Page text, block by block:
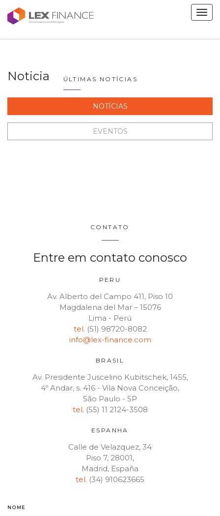
Noticia ÚLTIMAS NOTÍCIAS
NOTÍCIAS
EVENTOS
CONTATO
Entre em contato conosco
PERU
Av. Alberto del Campo 411, Piso 10
Magdalena del Mar – 15076
Lima - Perú
tel. (51) 98720-8082
info@lex-finance.com
BRASIL
Av. Presidente Juscelino Kubitschek, 1455,
4º Andar, s. 416 - Vila Nova Conceição,
São Paulo - SP
tel. (55) 11 2124-3508
ESPANHA
Calle de Velazquez, 34
Piso 7, 28001,
Madrid, España
tel. (34) 910623665
NOME